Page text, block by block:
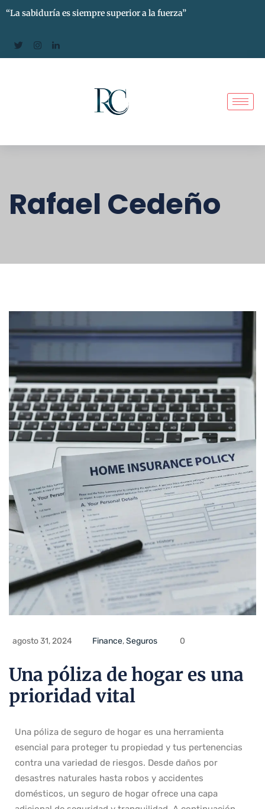
“La sabiduría es siempre superior a la fuerza”
Rafael Cedeño
agosto 31, 2024 Finance,Seguros 0
Una póliza de hogar es una
prioridad vital
Una póliza de seguro de hogar es una herramienta
esencial para proteger tu propiedad y tus pertenencias
contra una variedad de riesgos. Desde daños por
desastres naturales hasta robos y accidentes
domésticos, un seguro de hogar ofrece una capa